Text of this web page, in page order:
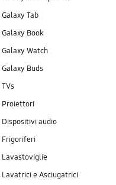
Galaxy Tab
Galaxy Book
Galaxy Watch
Galaxy Buds
TVs
Proiettori
Dispositivi audio
Frigoriferi
Lavastoviglie
Lavatrici e Asciugatrici